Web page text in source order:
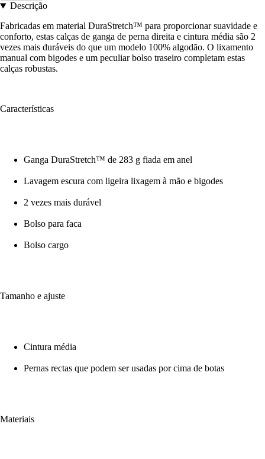
Descrição
Fabricadas em material DuraStretch™ para proporcionar suavidade e
conforto, estas calças de ganga de perna direita e cintura média são 2
vezes mais duráveis do que um modelo 100% algodão. O lixamento
manual com bigodes e um peculiar bolso traseiro completam estas
calças robustas.
Características
Ganga DuraStretch™ de 283 g fiada em anel
Lavagem escura com ligeira lixagem à mão e bigodes
2 vezes mais durável
Bolso para faca
Bolso cargo
Tamanho e ajuste
Cintura média
Pernas rectas que podem ser usadas por cima de botas
Materiais